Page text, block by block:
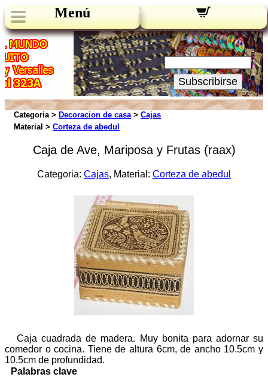
Menú
Novedades:
Su Email:
Subscribirse
Categoria > Decoracion de casa> Cajas
Material > Corteza de abedul
Caja de Ave, Mariposa y Frutas (raax)
Categoria: Cajas, Material: Corteza de abedul
Caja cuadrada de madera. Muy bonita para adornar su
comedor o cocina. Tiene de altura 6cm, de ancho 10.5cm y
10.5cm de profundidad.
Palabras clave